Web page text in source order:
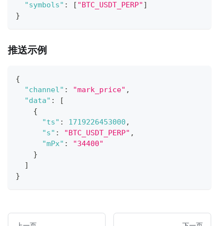
"symbols" : [ "BTC_USDT_PERP" ]
}
推送示例
{
"channel" : "mark_price" ,
"data" :
[
{
"ts" : 1719226453000 ,
"s" : "BTC_USDT_PERP" ,
"mPx" :
"34400"
}
]
}